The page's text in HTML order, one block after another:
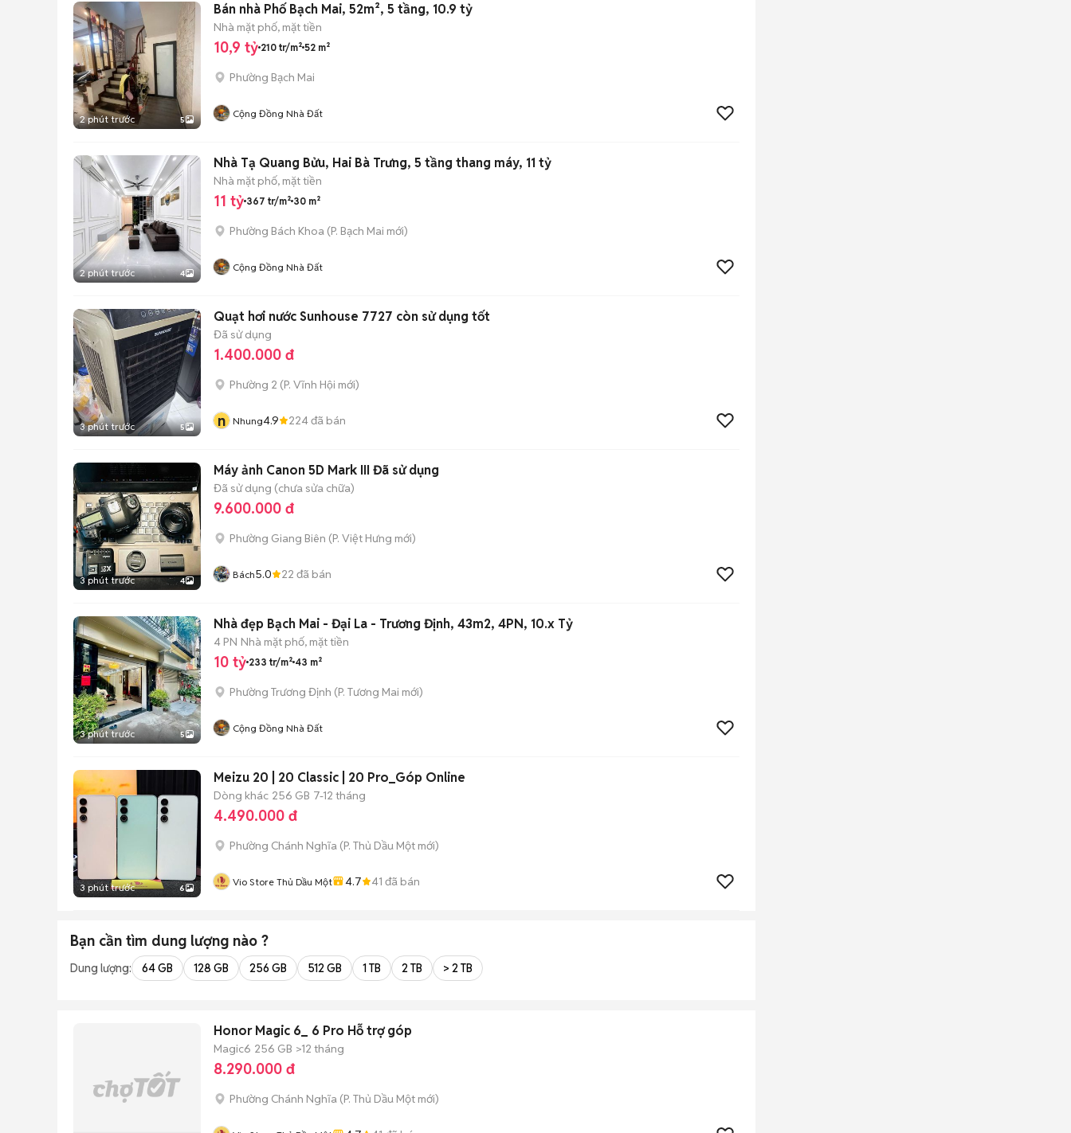
2 phút trước 5
Bán nhà Phố Bạch Mai, 52m², 5 tầng, 10.9 tỷ
Nhà mặt phố, mặt tiền
10,9 tỷ 210 tr/m² 52 m²
Phường Bạch Mai
Cộng Đồng Nhà Đất
2 phút trước 4
Nhà Tạ Quang Bửu, Hai Bà Trưng, 5 tầng thang máy, 11 tỷ
Nhà mặt phố, mặt tiền
11 tỷ 367 tr/m² 30 m²
Phường Bách Khoa (P. Bạch Mai mới)
Cộng Đồng Nhà Đất
3 phút trước 5
Quạt hơi nước Sunhouse 7727 còn sử dụng tốt
Đã sử dụng
1.400.000 đ
Phường 2 (P. Vĩnh Hội mới)
n Nhung4.9 224đã bán
3 phút trước 4
Máy ảnh Canon 5D Mark III Đã sử dụng
Đã sử dụng (chưa sửa chữa)
9.600.000 đ
Phường Giang Biên (P. Việt Hưng mới)
Bách5.0 22 đã bán
3 phút trước 5
Nhà đẹp Bạch Mai - Đại La - Trương Định, 43m2, 4PN, 10.x Tỷ
4 PN Nhà mặt phố, mặt tiền
10 tỷ 233 tr/m² 43 m²
Phường Trương Định (P. Tương Mai mới)
Cộng Đồng Nhà Đất
3 phút trước 6
Meizu 20 | 20 Classic | 20 Pro_Góp Online
Dòng khác 256 GB 7-12 tháng
4.490.000 đ
Phường Chánh Nghĩa (P. Thủ Dầu Một mới)
Vio Store Thủ Dầu Một 4.7 41 đã bán
Bạn cần tìm dung lượng nào ?
Dung lượng: 64 GB 128 GB 256 GB 512 GB 1 TB 2 TB > 2 TB
Honor Magic 6_ 6 Pro Hỗ trợ góp
Magic6 256 GB >12 tháng
8.290.000 đ
Phường Chánh Nghĩa (P. Thủ Dầu Một mới)